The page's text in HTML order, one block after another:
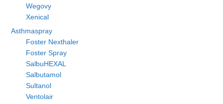
Wegovy
Xenical
Asthmaspray
Foster Nexthaler
Foster Spray
SalbuHEXAL
Salbutamol
Sultanol
Ventolair